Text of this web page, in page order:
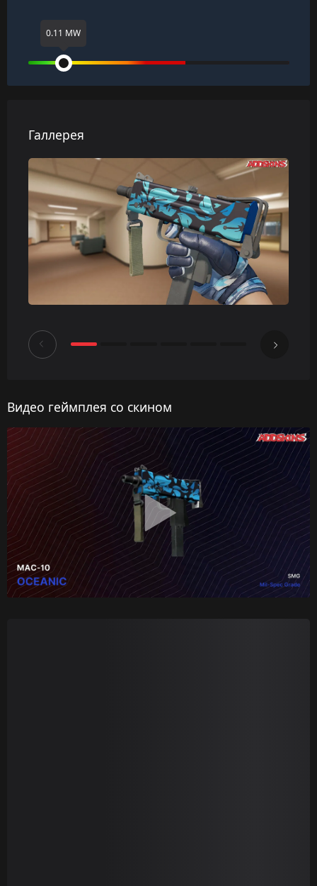
0.11 MW
Галлерея
Видео геймплея со скином